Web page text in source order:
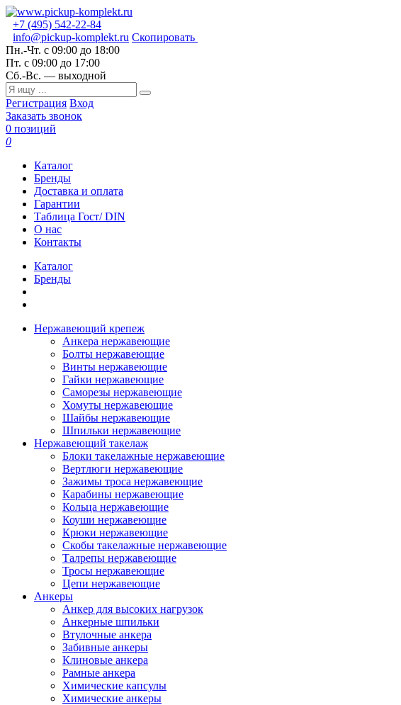
+7 (495) 542-22-84
info@pickup-komplekt.ru Скопировать
Пн.-Чт. с 09:00 до 18:00
Пт. с 09:00 до 17:00
Сб.-Вс. — выходной
Регистрация Вход
Заказать звонок
0 позиций
0
Каталог
Бренды
Доставка и оплата
Гарантии
Таблица Гост/ DIN
О нас
Контакты
Каталог
Бренды
Нержавеющий крепеж
Анкера нержавеющие
Болты нержавеющие
Винты нержавеющие
Гайки нержавеющие
Саморезы нержавеющие
Хомуты нержавеющие
Шайбы нержавеющие
Шпильки нержавеющие
Нержавеющий такелаж
Блоки такелажные нержавеющие
Вертлюги нержавеющие
Зажимы троса нержавеющие
Карабины нержавеющие
Кольца нержавеющие
Коуши нержавеющие
Крюки нержавеющие
Скобы такелажные нержавеющие
Талрепы нержавеющие
Тросы нержавеющие
Цепи нержавеющие
Анкеры
Анкер для высоких нагрузок
Анкерные шпильки
Втулочные анкера
Забивные анкеры
Клиновые анкера
Рамные анкера
Химические капсулы
Химические анкеры